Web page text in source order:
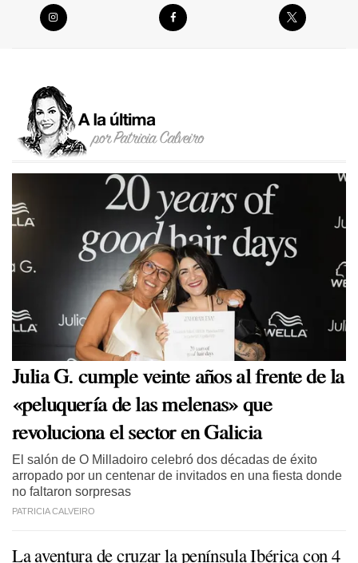
Julia G. cumple veinte años al frente de la
«peluquería de las melenas» que
revoluciona el sector en Galicia
El salón de O Milladoiro celebró dos décadas de éxito
arropado por un centenar de invitados en una fiesta donde
no faltaron sorpresas
PATRICIA CALVEIRO
La aventura de cruzar la península Ibérica con 4